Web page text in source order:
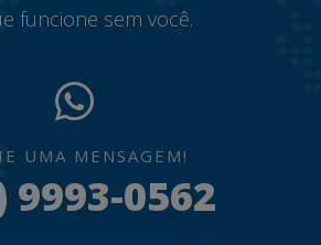
funcione sem você.
UMA MENSAGEM!
9993-0562